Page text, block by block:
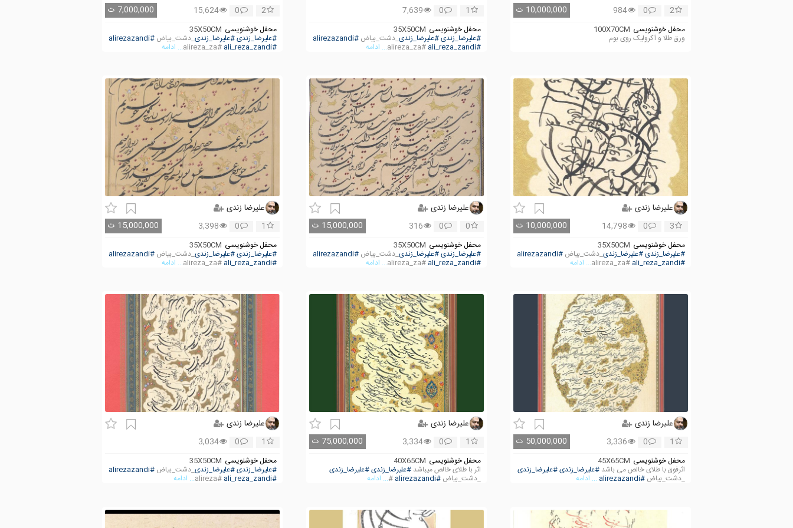
10,000,000 ت 2
0
984
محفل خوشنویسی 100X70CM
ورق طلا و آکرولیک روی بوم
1
0
7,639
محفل خوشنویسی 35X50CM
#علیرضا_زندی#علیرضا_زندی_دشت_بیاض #alirezazandi
#ali_reza_zandi
#alireza_za ... ادامه
7,000,000 ت 2
0
15,624
محفل خوشنویسی 35X50CM
#علیرضا_زندی#علیرضا_زندی_دشت_بیاض #alirezazandi
#ali_reza_zandi
#alireza_za ... ادامه
علیرضا زندی
10,000,000 ت 3
0
14,798
محفل خوشنویسی 35X50CM
#علیرضا_زندی#علیرضا_زندی_دشت_بیاض #alirezazandi
#ali_reza_zandi
#alireza_za ... ادامه
علیرضا زندی
15,000,000 ت 0
0
316
محفل خوشنویسی 35X50CM
#علیرضا_زندی#علیرضا_زندی_دشت_بیاض #alirezazandi
#ali_reza_zandi
#alireza_za ... ادامه
علیرضا زندی
15,000,000 ت 1
0
3,398
محفل خوشنویسی 35X50CM
#علیرضا_زندی#علیرضا_زندی_دشت_بیاض #alirezazandi
#ali_reza_zandi
#alireza_za ... ادامه
علیرضا زندی
50,000,000 ت 1
0
3,336
محفل خوشنویسی 45X65CM
اثرفوق با طلای خالص می باشد #علیرضا_زندی#علیرضا_زندی
_دشت_بیاض #alirezazandi ... ادامه
علیرضا زندی
75,000,000 ت 1
0
3,334
محفل خوشنویسی 40X65CM
اثر با طلای خالص میباشد #علیرضا_زندی#علیرضا_زندی
_دشت_بیاض #alirezazandi
#... ادامه
علیرضا زندی
1
0
3,034
محفل خوشنویسی 35X50CM
#علیرضا_زندی#علیرضا_زندی_دشت_بیاض #alirezazandi
#ali_reza_zandi
#alireza ... ادامه